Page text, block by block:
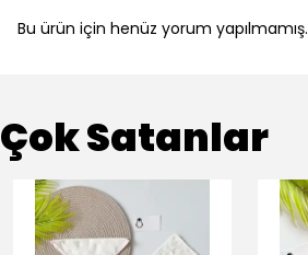
Bu ürün için henüz yorum yapılmamış.
Çok Satanlar